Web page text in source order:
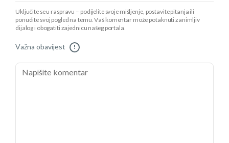
Uključite se u raspravu – podijelite svoje mišljenje, postavite pitanja ili
ponudite svoj pogled na temu. Vaš komentar može potaknuti zanimljiv
dijalog i obogatiti zajednicu našeg portala.
Važna obavijest !